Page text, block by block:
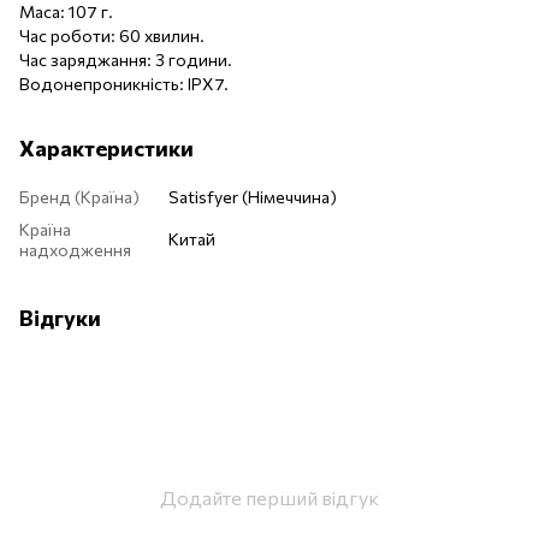
Маса: 107 г.
Час роботи: 60 хвилин.
Час заряджання: 3 години.
Водонепроникність: IPX7.
Характеристики
Бренд (Країна)
Satisfyer (Німеччина)
Країна
надходження
Китай
Відгуки
Додайте перший відгук